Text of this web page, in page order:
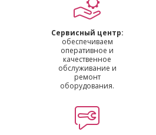
Сервисный центр:
обеспечиваем
оперативное и
качественное
обслуживание и
ремонт
оборудования.